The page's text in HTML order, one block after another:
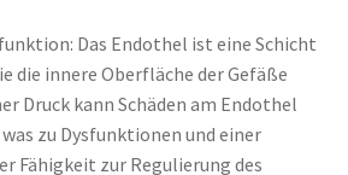
Das Endothel ist eine Schicht
die innere Oberfläche der Gefäße
Druck kann Schäden am Endothel
zu Dysfunktionen und einer
Fähigkeit zur Regulierung des